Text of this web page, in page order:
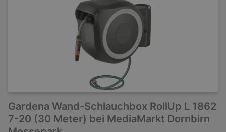
Gardena Wand-Schlauchbox RollUp L 1862
7-20 (30 Meter) bei MediaMarkt Dornbirn